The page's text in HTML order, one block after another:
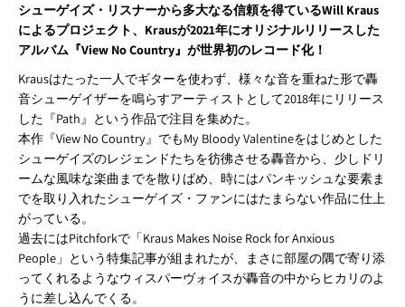
シューゲイズ・リスナーから多大なる信頼を得ているWill Kraus
によるプロジェクト、Krausが2021年にオリジナルリリースした
アルバム『View No Country』が世界初のレコード化！
Krausはたった一人でギターを使わず、様々な音を重ねた形で轟
音シューゲイザーを鳴らすアーティストとして2018年にリリース
した『Path』という作品で注目を集めた。
本作『View No Country』でもMy Bloody Valentineをはじめとした
シューゲイズのレジェンドたちを彷彿させる轟音から、少しドリ
ームな風味な楽曲までを散りばめ、時にはパンキッシュな要素ま
でを取り入れたシューゲイズ・ファンにはたまらない作品に仕上
がっている。
過去にはPitchforkで「Kraus Makes Noise Rock for Anxious
People」という特集記事が組まれたが、まさに部屋の隅で寄り添
ってくれるようなウィスパーヴォイスが轟音の中からヒカリのよ
うに差し込んでくる。